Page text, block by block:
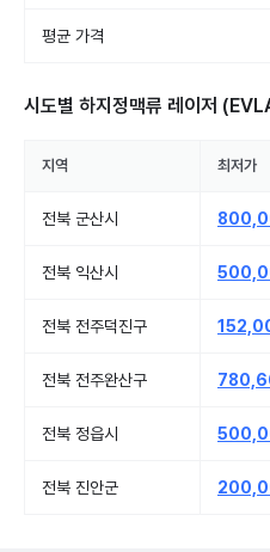
평균 가격
시도별 하지정맥류 레이저
지역 최저가
전북 군산시
전북 익산시
전북 전주덕진구
전북 전주완산구
전북 정읍시
전북 진안군